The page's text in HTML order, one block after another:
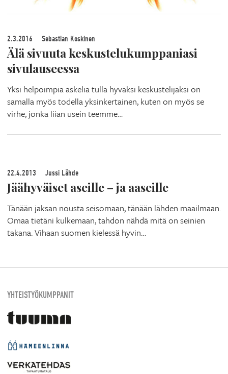
2.3.2016 Sebastian Koskinen
Älä sivuuta keskustelukumppaniasi
sivulauseessa
Yksi helpoimpia askelia tulla hyväksi keskustelijaksi on
samalla myös todella yksinkertainen, kuten on myös se
virhe, jonka liian usein teemme…
22.4.2013 Jussi Lähde
Jäähyväiset aseille – ja aaseille
Tänään jaksan nousta seisomaan, tänään lähden maailmaan.
Omaa tietäni kulkemaan, tahdon nähdä mitä on seinien
takana. Vihaan suomen kielessä hyvin…
YHTEISTYÖKUMPPANIT